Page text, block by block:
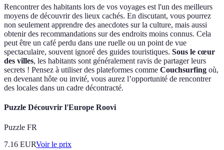
Rencontrer des habitants lors de vos voyages est l'un des meilleurs
moyens de découvrir des lieux cachés. En discutant, vous pourrez
non seulement apprendre des anecdotes sur la culture, mais aussi
obtenir des recommandations sur des endroits moins connus. Cela
peut être un café perdu dans une ruelle ou un point de vue
spectaculaire, souvent ignoré des guides touristiques. Sous le cœur
des villes, les habitants sont généralement ravis de partager leurs
secrets ! Pensez à utiliser des plateformes comme Couchsurfing où,
en devenant hôte ou invité, vous aurez l’opportunité de rencontrer
des locales dans un cadre décontracté.
Puzzle Découvrir l'Europe Roovi
Puzzle FR
7.16 EURVoir le prix